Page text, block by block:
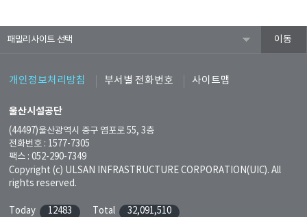
패밀리사이트
개인정보처리방침 부서별 전화번호 사이트맵
울산시설공단
(44497)울산광역시 중구 염포로 55, 3층
전화번호 : 1577-7305
팩스 : 052-290-7349
Copyright (c) ULSAN INFRASTRUCTURE CORPORATION(UIC). All
rights reserved.
Today 12483 Total 32,091,510